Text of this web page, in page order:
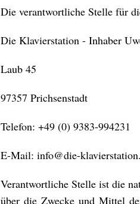
Die verantwortliche Stelle für
Die Klavierstation - Inhaber
Laub 45
97357 Prichsenstadt
Telefon: +49 (0) 9383-994231
E-Mail: info@die-
Verantwortliche Stelle ist die
über die Zwecke und Mittel